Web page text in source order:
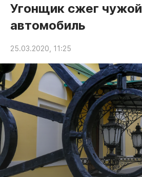
Новости компаний
Статьи
Народные новости
Авто и транспорт
Благоустройство
Криминал
Культура
Недвижимость и ЖКХ
Образование
Общество
Погода
Угонщик сжег чужой
автомобиль
25.03.2020, 11:25